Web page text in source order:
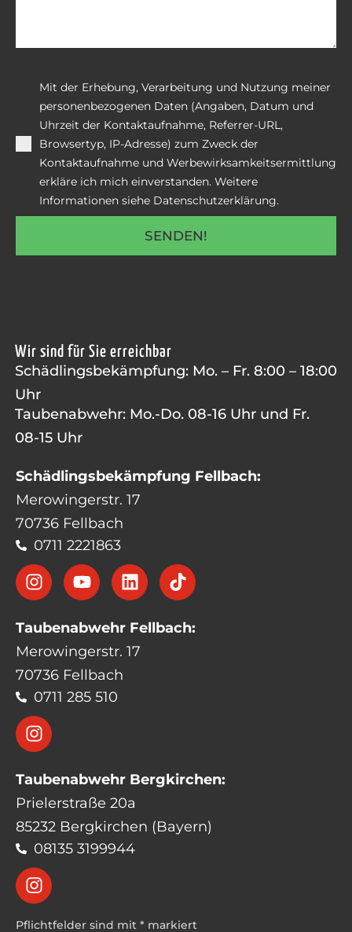
Mit der Erhebung, Verarbeitung und Nutzung meiner
personenbezogenen Daten (Angaben, Datum und
Uhrzeit der Kontaktaufnahme, Referrer-URL,
Browsertyp, IP-Adresse) zum Zweck der
Kontaktaufnahme und Werbewirksamkeitsermittlung
erkläre ich mich einverstanden. Weitere
Informationen siehe Datenschutzerklärung.
SENDEN!
Wir sind für Sie erreichbar
Schädlingsbekämpfung: Mo. – Fr. 8:00 – 18:00
Uhr
Taubenabwehr: Mo.-Do. 08-16 Uhr und Fr.
08-15 Uhr
Schädlingsbekämpfung Fellbach:
Merowingerstr. 17
70736 Fellbach
0711 2221863
Taubenabwehr Fellbach:
Merowingerstr. 17
70736 Fellbach
0711 285 510
Taubenabwehr Bergkirchen:
Prielerstraße 20a
85232 Bergkirchen (Bayern)
08135 3199944
Pflichtfelder sind mit * markiert